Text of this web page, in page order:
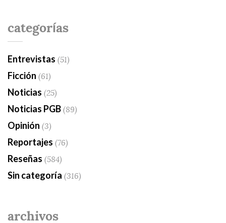
categorías
Entrevistas (51)
Ficción (61)
Noticias (25)
Noticias PGB(89)
Opinión (3)
Reportajes (76)
Reseñas (584)
Sin categoría (316)
archivos